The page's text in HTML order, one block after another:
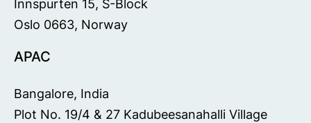
Innspurten 15, S-Block
Oslo 0663, Norway
APAC
Bangalore, India
Plot No. 19/4 & 27 Kadubeesanahalli Village